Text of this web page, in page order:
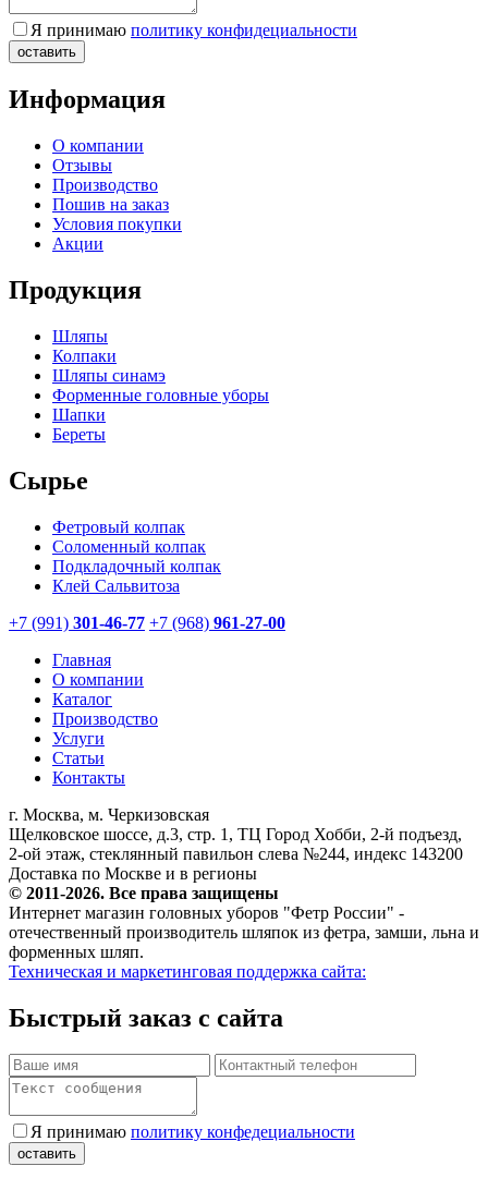
Я принимаю политику конфидециальности
Информация
О компании
Отзывы
Производство
Пошив на заказ
Условия покупки
Акции
Продукция
Шляпы
Колпаки
Шляпы синамэ
Форменные головные уборы
Шапки
Береты
Сырье
Фетровый колпак
Соломенный колпак
Подкладочный колпак
Клей Сальвитоза
+7 (991) 301-46-77 +7 (968) 961-27-00
Главная
О компании
Каталог
Производство
Услуги
Статьи
Контакты
г. Москва, м. Черкизовская
Щелковское шоссе, д.3, стр. 1, ТЦ Город Хобби, 2-й подъезд,
2-ой этаж, стеклянный павильон слева №244, индекс 143200
Доставка по Москве и в регионы
© 2011-2026. Все права защищены
Интернет магазин головных уборов "Фетр России" -
отечественный производитель шляпок из фетра, замши, льна и
форменных шляп.
Техническая и маркетинговая поддержка сайта:
Быстрый заказ с сайта
Я принимаю политику конфедециальности